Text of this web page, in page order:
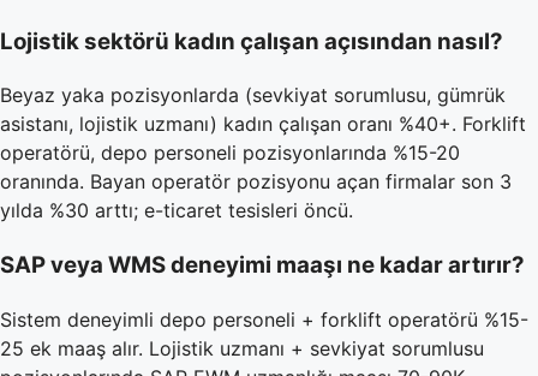
Lojistik sektörü kadın çalışan açısından nasıl?
Beyaz yaka pozisyonlarda (sevkiyat sorumlusu, gümrük
asistanı, lojistik uzmanı) kadın çalışan oranı %40+. Forklift
operatörü, depo personeli pozisyonlarında %15-20
oranında. Bayan operatör pozisyonu açan firmalar son 3
yılda %30 arttı; e-ticaret tesisleri öncü.
SAP veya WMS deneyimi maaşı ne kadar artırır?
Sistem deneyimli depo personeli + forklift operatörü %15-
25 ek maaş alır. Lojistik uzmanı + sevkiyat sorumlusu